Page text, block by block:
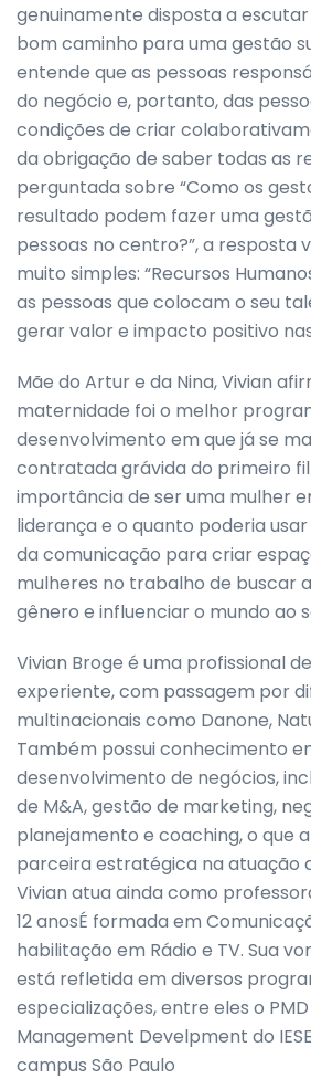
genuinamente disposta a
bom caminho para uma gestão
entende que as pessoas
do negócio e, portanto, das
condições de criar
da obrigação de saber todas as
perguntada sobre “Como os
resultado podem fazer uma
pessoas no centro?”, a resposta
muito simples: “Recursos
as pessoas que colocam o seu
gerar valor e impacto positivo
Mãe do Artur e da Nina, Vivian
maternidade foi o melhor
desenvolvimento em que já se
contratada grávida do primeiro
importância de ser uma mulher
liderança e o quanto poderia
da comunicação para criar
mulheres no trabalho de buscar
gênero e influenciar o mundo ao
Vivian Broge é uma profissional
experiente, com passagem por
multinacionais como Danone,
Também possui conhecimento
desenvolvimento de negócios,
de M&A, gestão de marketing,
planejamento e coaching, o que
parceira estratégica na atuação
Vivian atua ainda como
12 anosÉ formada em
habilitação em Rádio e TV. Sua
está refletida em diversos
especializações, entre eles o
Management Develpment do
campus São Paulo